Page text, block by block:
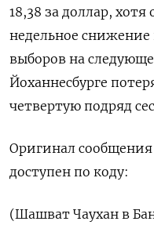
18,38 за доллар,
недельное
выборов на
Йоханнесбурге
четвертую подряд
Оригинал
доступен по коду:
(Шашват Чаухан в